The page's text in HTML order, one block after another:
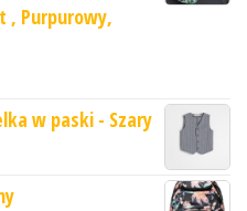
, Purpurowy,
w paski - Szary